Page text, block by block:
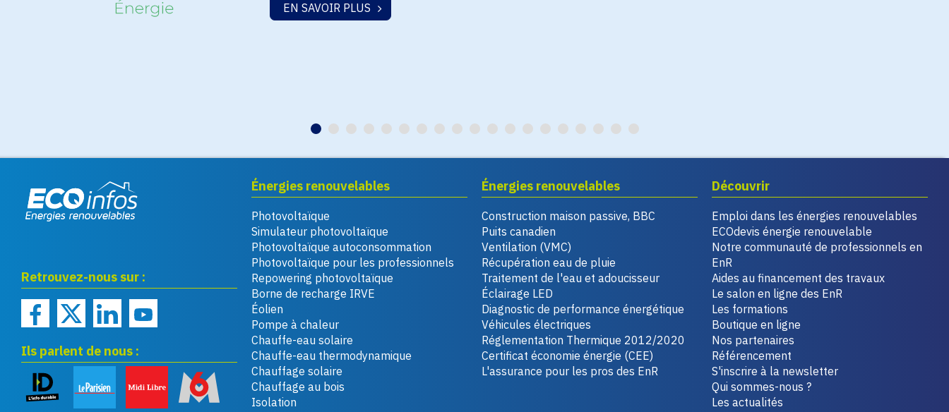
EN SAVOIR PLUS
Retrouvez-nous sur :
Ils parlent de nous :
Énergies renouvelables
Photovoltaïque
Simulateur photovoltaïque
Photovoltaïque autoconsommation
Photovoltaïque pour les professionnels
Repowering photovoltaïque
Borne de recharge IRVE
Éolien
Pompe à chaleur
Chauffe-eau solaire
Chauffe-eau thermodynamique
Chauffage solaire
Chauffage au bois
Isolation
Énergies renouvelables
Construction maison passive, BBC
Puits canadien
Ventilation (VMC)
Récupération eau de pluie
Traitement de l'eau et adoucisseur
Éclairage LED
Diagnostic de performance énergétique
Véhicules électriques
Réglementation Thermique 2012/2020
Certificat économie énergie (CEE)
L'assurance pour les pros des EnR
Découvrir
Emploi dans les énergies renouvelables
ECOdevis énergie renouvelable
Notre communauté de professionnels en
EnR
Aides au financement des travaux
Le salon en ligne des EnR
Les formations
Boutique en ligne
Nos partenaires
Référencement
S'inscrire à la newsletter
Qui sommes-nous ?
Les actualités